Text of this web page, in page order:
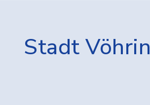
Stadt